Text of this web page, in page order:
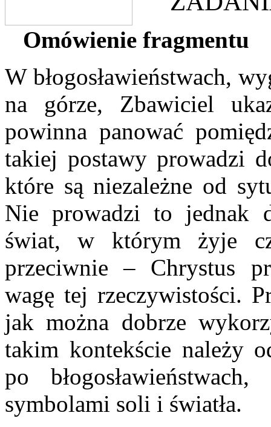
Omówienie fragmentu
W błogosławieństwach,
na górze, Zbawiciel
powinna panować
takiej postawy prowadzi
które są niezależne od
Nie prowadzi to jednak
świat, w którym żyje
przeciwnie – Chrystus
wagę tej rzeczywistości.
jak można dobrze
takim kontekście należy
po
symbolami soli i światła.